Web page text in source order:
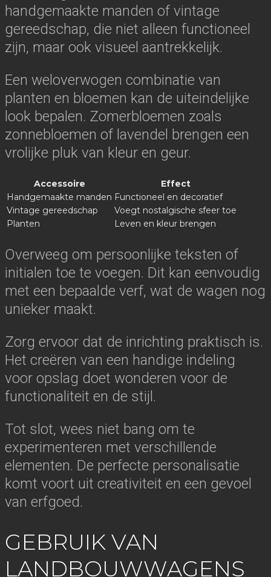
handgemaakte manden of vintage
gereedschap, die niet alleen functioneel
zijn, maar ook visueel aantrekkelijk.
Een weloverwogen combinatie van
planten en bloemen kan de uiteindelijke
look bepalen. Zomerbloemen zoals
zonnebloemen of lavendel brengen een
vrolijke pluk van kleur en geur.
Accessoire
Effect
Handgemaakte manden Functioneel en decoratief
Vintage gereedschap
Voegt nostalgische sfeer toe
Planten
Leven en kleur brengen
Overweeg om persoonlijke teksten of
initialen toe te voegen. Dit kan eenvoudig
met een bepaalde verf, wat de wagen nog
unieker maakt.
Zorg ervoor dat de inrichting praktisch is.
Het creëren van een handige indeling
voor opslag doet wonderen voor de
functionaliteit en de stijl.
Tot slot, wees niet bang om te
experimenteren met verschillende
elementen. De perfecte personalisatie
komt voort uit creativiteit en een gevoel
van erfgoed.
GEBRUIK VAN
LANDBOUWWAGENS